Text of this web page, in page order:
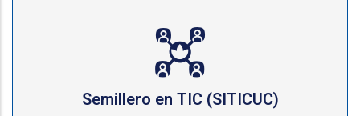
Semillero en TIC (SITICUC)